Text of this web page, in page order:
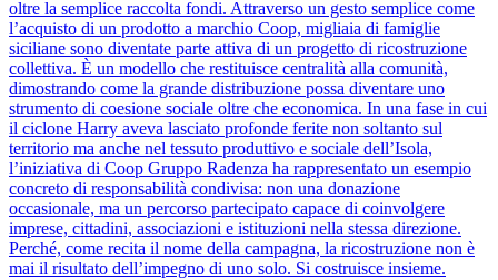
oltre la semplice raccolta fondi. Attraverso un gesto semplice come
l’acquisto di un prodotto a marchio Coop, migliaia di famiglie
siciliane sono diventate parte attiva di un progetto di ricostruzione
collettiva. È un modello che restituisce centralità alla comunità,
dimostrando come la grande distribuzione possa diventare uno
strumento di coesione sociale oltre che economica. In una fase in cui
il ciclone Harry aveva lasciato profonde ferite non soltanto sul
territorio ma anche nel tessuto produttivo e sociale dell’Isola,
l’iniziativa di Coop Gruppo Radenza ha rappresentato un esempio
concreto di responsabilità condivisa: non una donazione
occasionale, ma un percorso partecipato capace di coinvolgere
imprese, cittadini, associazioni e istituzioni nella stessa direzione.
Perché, come recita il nome della campagna, la ricostruzione non è
mai il risultato dell’impegno di uno solo. Si costruisce insieme.